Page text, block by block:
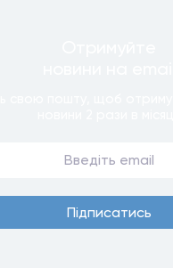
Пiдписатись